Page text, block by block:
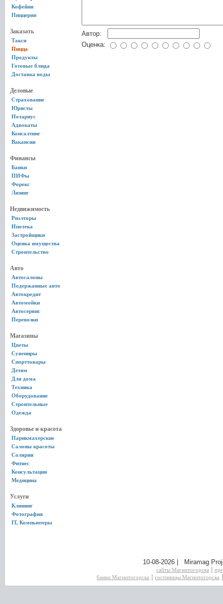
Кофейни
Пиццерии
Заказать
Такси
Пицца
Продукты
Готовые блюда
Доставка воды
Деловые
Страхование
Юристы
Нотариус
Адвокаты
Консалтинг
Вакансии
Финансы
Банки
ПИФы
Форекс
Лизинг
Недвижимость
Риэлторы
Ипотека
Застройщики
Оценка имущества
Строительство
Авто
Автосалоны
Подержанные авто
Автокредит
Автомойки
Автосервис
Перевозки
Магазины
Цветы
Сувениры
Спорттовары
Детям
Для дома
Техника
Оборудование
Строительные
Одежда
Здоровье и красота
Парикмахерские
Салоны красоты
Солярии
Фитнес
Консультации
Медицина
Услуги
Клининг
Фотография
IT, Компьютеры
Автор:
Оценка:
10-08-2026 | Miramag
сайты Магнитогорска
банки Магнитогорска
гостиницы Магнитогорска